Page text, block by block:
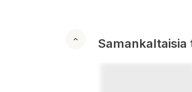
Samankaltaisia